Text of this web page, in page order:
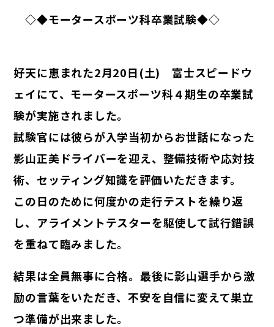
◇◆モータースポーツ科卒業試験◆◇
好天に恵まれた2月20日(土) 富士スピードウ
ェイにて、モータースポーツ科４期生の卒業試
験が実施されました。
試験官には彼らが入学当初からお世話になった
影山正美ドライバーを迎え、整備技術や応対技
術、セッティング知識を評価いただきます。
この日のために何度かの走行テストを繰り返
し、アライメントテスターを駆使して試行錯誤
を重ねて臨みました。
結果は全員無事に合格。最後に影山選手から激
励の言葉をいただき、不安を自信に変えて巣立
つ準備が出来ました。